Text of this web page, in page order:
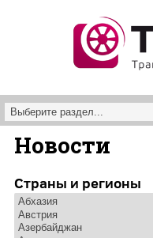
Новости
Страны и регионы